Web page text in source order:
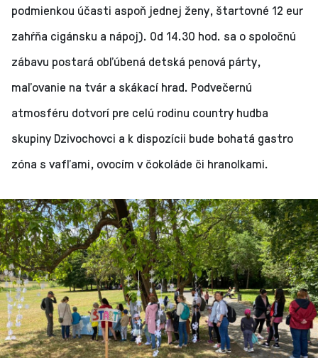
podmienkou účasti aspoň jednej ženy, štartovné 12 eur
zahŕňa cigánsku a nápoj). Od 14.30 hod. sa o spoločnú
zábavu postará obľúbená detská penová párty,
maľovanie na tvár a skákací hrad. Podvečernú
atmosféru dotvorí pre celú rodinu country hudba
skupiny Dzivochovci a k dispozícii bude bohatá gastro
zóna s vafľami, ovocím v čokoláde či hranolkami.